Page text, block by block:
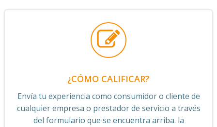
¿CÓMO CALIFICAR?
Envía tu experiencia como consumidor o cliente de
cualquier empresa o prestador de servicio a través
del formulario que se encuentra arriba. la